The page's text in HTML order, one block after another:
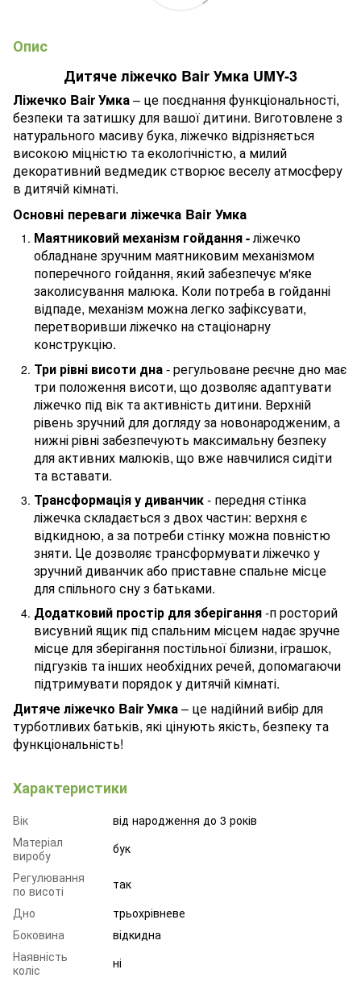
Опис
Дитяче ліжечко Bair Умка UMY-3
Ліжечко Bair Умка– це поєднання функціональності,
безпеки та затишку для вашої дитини. Виготовлене з
натурального масиву бука, ліжечко відрізняється
високою міцністю та екологічністю, а милий
декоративний ведмедик створює веселу атмосферу
в дитячій кімнаті.
Основні переваги ліжечка Bair Умка
Маятниковий механізм гойдання -ліжечко
обладнане зручним маятниковим механізмом
поперечного гойдання, який забезпечує м'яке
заколисування малюка. Коли потреба в гойданні
відпаде, механізм можна легко зафіксувати,
перетворивши ліжечко на стаціонарну
конструкцію.
Три рівні висоти дна- регульоване реєчне дно має
три положення висоти, що дозволяє адаптувати
ліжечко під вік та активність дитини. Верхній
рівень зручний для догляду за новонародженим, а
нижні рівні забезпечують максимальну безпеку
для активних малюків, що вже навчилися сидіти
та вставати.
Трансформація у диванчик- передня стінка
ліжечка складається з двох частин: верхня є
відкидною, а за потреби стінку можна повністю
зняти. Це дозволяє трансформувати ліжечко у
зручний диванчик або приставне спальне місце
для спільного сну з батьками.
Додатковий простір для зберігання-п росторий
висувний ящик під спальним місцем надає зручне
місце для зберігання постільної білизни, іграшок,
підгузків та інших необхідних речей, допомагаючи
підтримувати порядок у дитячій кімнаті.
Дитяче ліжечко Bair Умка– це надійний вибір для
турботливих батьків, які цінують якість, безпеку та
функціональність!
Характеристики
Вік
від народження до 3 років
Матеріал
виробу
бук
Регулювання
по висоті
так
Дно
трьохрівневе
Боковина
відкидна
Наявність
коліс
ні